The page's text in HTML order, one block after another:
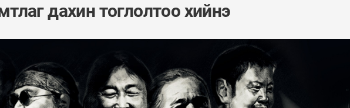
дахин тоглолтоо хийнэ